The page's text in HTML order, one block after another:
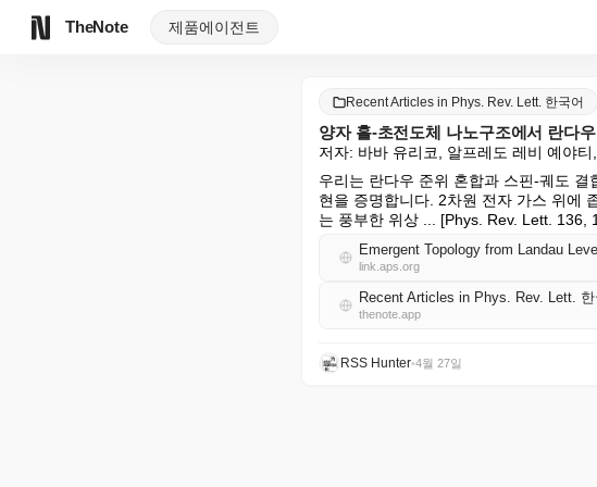
TheNote 제품에이전트
Recent Articles in Phys. Rev. Lett. 한국어
양자 홀-초전도체 나노구조에서 란다
저자: 바바 유리코, 알프레도 레비 예야티
우리는 란다우 준위 혼합과 스핀-궤도
현을 증명합니다. 2차원 전자 가스 위에
는 풍부한 위상 ... [Phys. Rev. Lett. 136,
Emergent Topology from Landau
link.aps.org
Recent Articles in Phys. Rev. Lett.
thenote.app
RSS Hunter•4월 27일